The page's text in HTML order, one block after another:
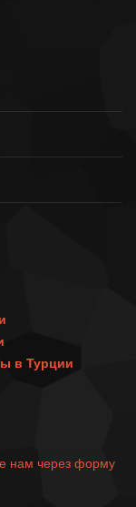
в Турции
нам через форму